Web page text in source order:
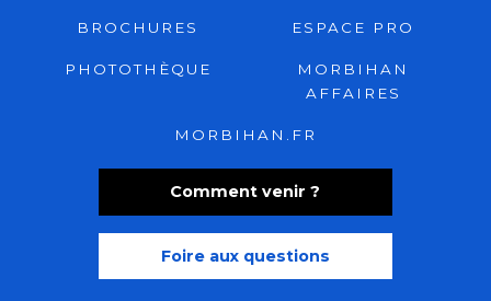
Comment venir ?
Foire aux questions
BROCHURES ESPACE PRO
PHOTOTHÈQUE
MORBIHAN
AFFAIRES
MORBIHAN.FR